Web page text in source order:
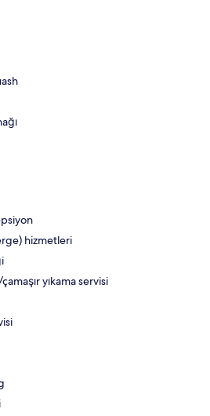
hizmetleri
yıkama servisi